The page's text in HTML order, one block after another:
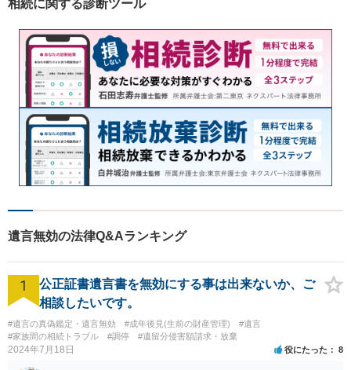
相続に関する診断ツール
遺言無効の法律Q&Aランキング
1
公正証書遺言書を無効にする事は出来ないか、ご
相談したいです。
#遺言の真偽鑑定・遺言無効 #成年後見(生前の財産管理)
#遺言
#家族間の相続トラブル
#調停 #遺留分侵害額請求・放棄
2024年7月18日 役にたった 8